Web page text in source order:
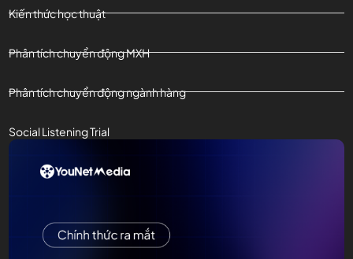
Kiến thức học thuật
Phân tích chuyển động MXH
Phân tích chuyển động ngành hàng
Social Listening Trial